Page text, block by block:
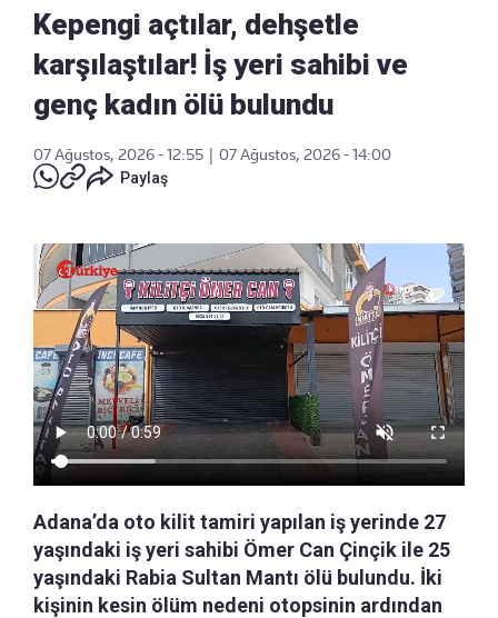
Kepengi açtılar, dehşetle
karşılaştılar! İş yeri sahibi ve
genç kadın ölü bulundu
07 Ağustos, 2026 - 12:55
07 Ağustos, 2026 - 14:00
Paylaş
Adana’da oto kilit tamiri yapılan iş yerinde 27
yaşındaki iş yeri sahibi Ömer Can Çinçik ile 25
yaşındaki Rabia Sultan Mantı ölü bulundu. İki
kişinin kesin ölüm nedeni otopsinin ardından